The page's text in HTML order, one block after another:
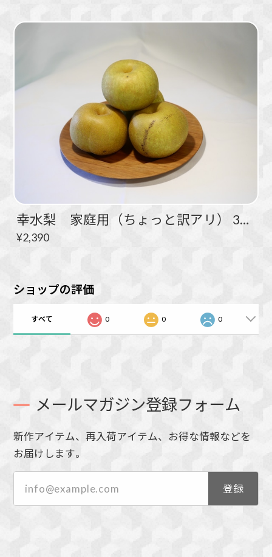
幸水梨 家庭用（ちょっと訳アリ） 3kg ５～９玉
¥2,390
ショップの評価
すべて 0 0 0
メールマガジン登録フォーム
新作アイテム、再入荷アイテム、お得な情報などを
お届けします。
登録